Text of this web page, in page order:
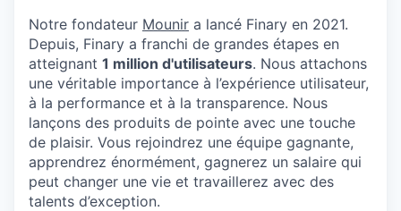
Notre fondateur Mounir a lancé Finary en 2021.
Depuis, Finary a franchi de grandes étapes en
atteignant 1 million d'utilisateurs. Nous attachons
une véritable importance à l’expérience utilisateur,
à la performance et à la transparence. Nous
lançons des produits de pointe avec une touche
de plaisir. Vous rejoindrez une équipe gagnante,
apprendrez énormément, gagnerez un salaire qui
peut changer une vie et travaillerez avec des
talents d’exception.